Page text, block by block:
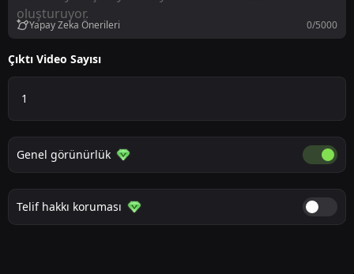
Yapay Zeka Önerileri 0/5000
Çıktı Video Sayısı
1
Genel görünürlük Genel
Telif hakkı koruması Telif